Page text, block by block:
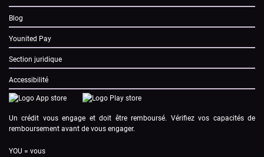
Blog
Younited Pay
Section juridique
Accessibilité
Un crédit vous engage et doit être remboursé. Vérifiez vos capacités de
remboursement avant de vous engager.
YOU = vous